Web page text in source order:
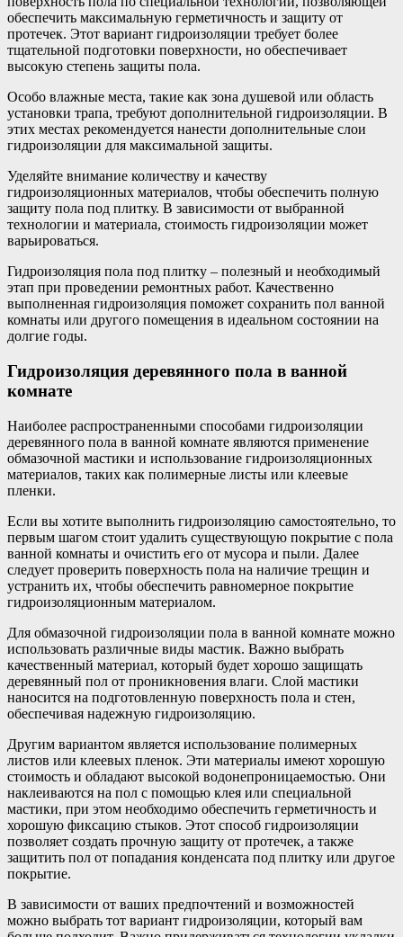
обеспечить максимальную герметичность и защиту от
протечек. Этот вариант гидроизоляции требует более
тщательной подготовки поверхности, но обеспечивает
высокую степень защиты пола.
Особо влажные места, такие как зона душевой или область
установки трапа, требуют дополнительной гидроизоляции. В
этих местах рекомендуется нанести дополнительные слои
гидроизоляции для максимальной защиты.
Уделяйте внимание количеству и качеству
гидроизоляционных материалов, чтобы обеспечить полную
защиту пола под плитку. В зависимости от выбранной
технологии и материала, стоимость гидроизоляции может
варьироваться.
Гидроизоляция пола под плитку – полезный и необходимый
этап при проведении ремонтных работ. Качественно
выполненная гидроизоляция поможет сохранить пол ванной
комнаты или другого помещения в идеальном состоянии на
долгие годы.
Гидроизоляция деревянного пола в ванной
комнате
Наиболее распространенными способами гидроизоляции
деревянного пола в ванной комнате являются применение
обмазочной мастики и использование гидроизоляционных
материалов, таких как полимерные листы или клеевые
пленки.
Если вы хотите выполнить гидроизоляцию самостоятельно, то
первым шагом стоит удалить существующую покрытие с пола
ванной комнаты и очистить его от мусора и пыли. Далее
следует проверить поверхность пола на наличие трещин и
устранить их, чтобы обеспечить равномерное покрытие
гидроизоляционным материалом.
Для обмазочной гидроизоляции пола в ванной комнате можно
использовать различные виды мастик. Важно выбрать
качественный материал, который будет хорошо защищать
деревянный пол от проникновения влаги. Слой мастики
наносится на подготовленную поверхность пола и стен,
обеспечивая надежную гидроизоляцию.
Другим вариантом является использование полимерных
листов или клеевых пленок. Эти материалы имеют хорошую
стоимость и обладают высокой водонепроницаемостью. Они
наклеиваются на пол с помощью клея или специальной
мастики, при этом необходимо обеспечить герметичность и
хорошую фиксацию стыков. Этот способ гидроизоляции
позволяет создать прочную защиту от протечек, а также
защитить пол от попадания конденсата под плитку или другое
покрытие.
В зависимости от ваших предпочтений и возможностей
можно выбрать тот вариант гидроизоляции, который вам